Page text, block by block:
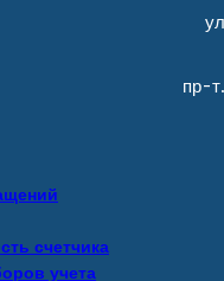
счетчика
учета
пр-